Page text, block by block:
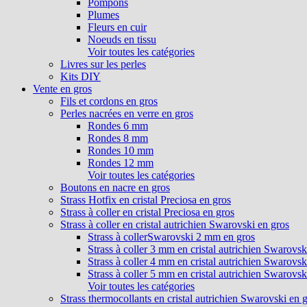
Pompons
Plumes
Fleurs en cuir
Noeuds en tissu
Voir toutes les catégories
Livres sur les perles
Kits DIY
Vente en gros
Fils et cordons en gros
Perles nacrées en verre en gros
Rondes 6 mm
Rondes 8 mm
Rondes 10 mm
Rondes 12 mm
Voir toutes les catégories
Boutons en nacre en gros
Strass Hotfix en cristal Preciosa en gros
Strass à coller en cristal Preciosa en gros
Strass à coller en cristal autrichien Swarovski en gros
Strass à collerSwarovski 2 mm en gros
Strass à coller 3 mm en cristal autrichien
Strass à coller 4 mm en cristal autrichien
Strass à coller 5 mm en cristal autrichien
Voir toutes les catégories
Strass thermocollants en cristal autrichien Swarovski en